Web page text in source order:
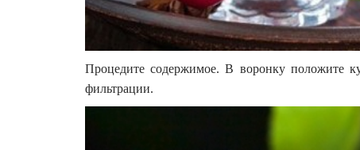
Процедите содержимое. В воронку положите
фильтрации.